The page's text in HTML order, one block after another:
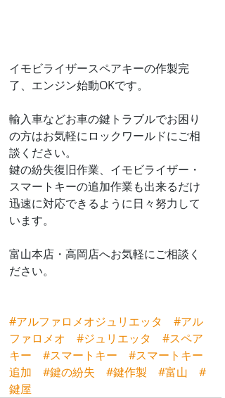
イモビライザースペアキーの作製完
了、エンジン始動OKです。
輸入車などお車の鍵トラブルでお困り
の方はお気軽にロックワールドにご相
談ください。
鍵の紛失復旧作業、イモビライザー・
スマートキーの追加作業も出来るだけ
迅速に対応できるように日々努力して
います。
富山本店・高岡店へお気軽にご相談く
ださい。
#アルファロメオジュリエッタ
#アル
ファロメオ
#ジュリエッタ
#スペア
キー
#スマートキー
#スマートキー
追加
#鍵の紛失 #鍵作製 #富山
#
鍵屋